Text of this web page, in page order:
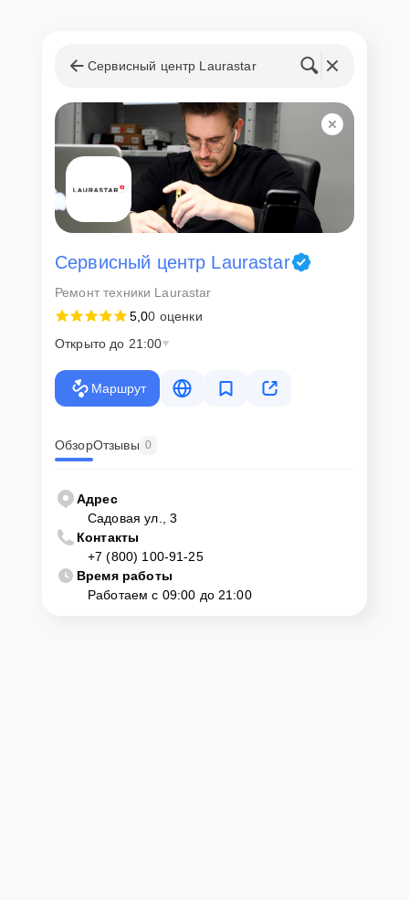
Сервисный центр Laurastar
Сервисный центр Laurastar
Ремонт техники Laurastar
5,00 оценки
Открыто до 21:00
Маршрут
ОбзорОтзывы 0
Адрес
Садовая ул., 3
Контакты
+7 (800) 100-91-25
Время работы
Работаем с 09:00 до 21:00